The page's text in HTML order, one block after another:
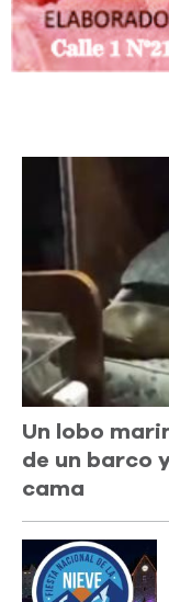
Un lobo
de un barco
cama